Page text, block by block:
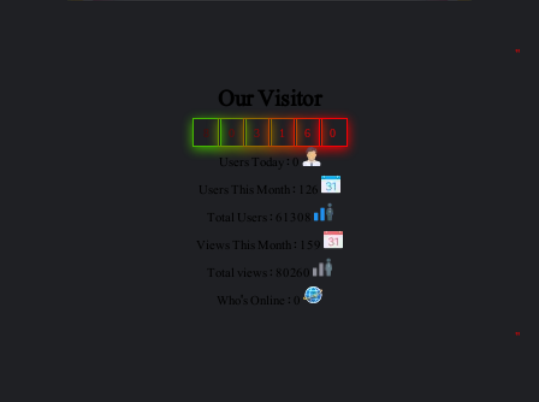
"
Our Visitor
0
6
1
3
0
8
Users Today : 0
"